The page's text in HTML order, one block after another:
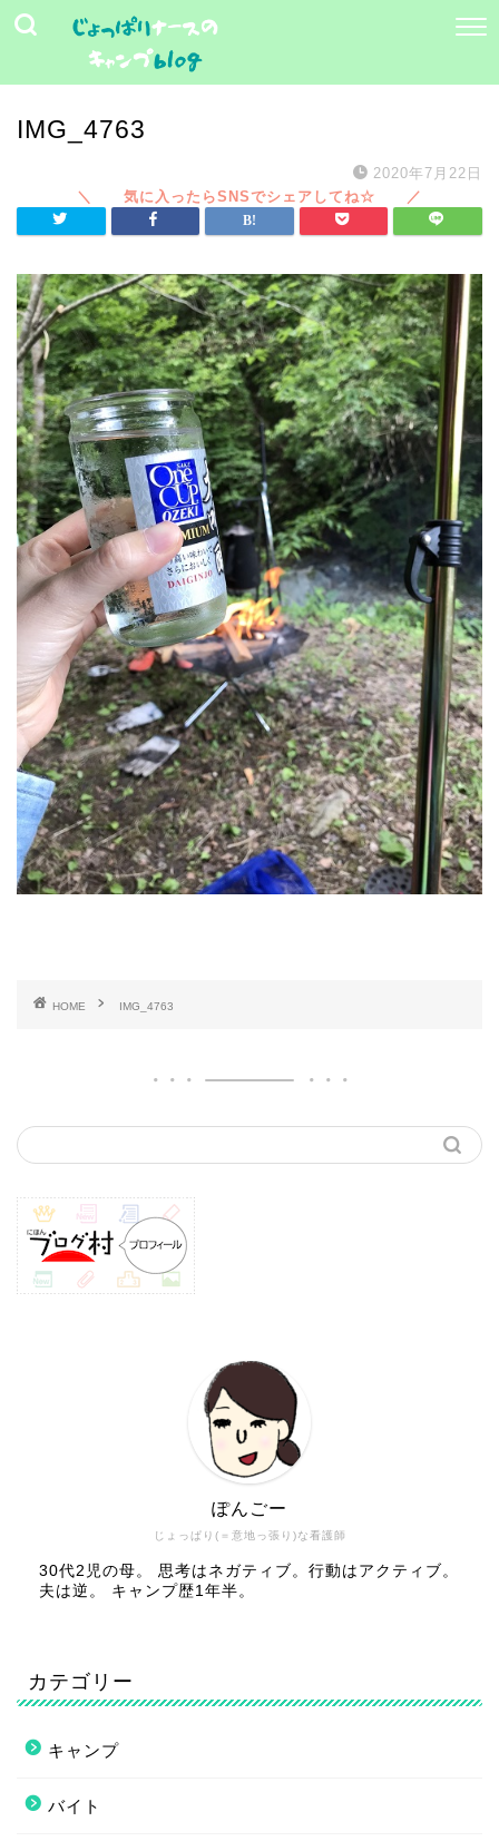
IMG_4763
2020年7月22日
HOME IMG_4763
じょっぱり(＝意地っ張り)な看護師
ぽんごー
30代2児の母。 思考はネガティブ。行動はアクティブ。
夫は逆。 キャンプ歴1年半。
カテゴリー
キャンプ
バイト